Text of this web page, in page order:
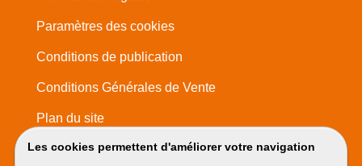
Les cookies permettent d'améliorer votre navigation
Paramètres des cookies
Conditions de publication
Conditions Générales de Vente
Plan du site